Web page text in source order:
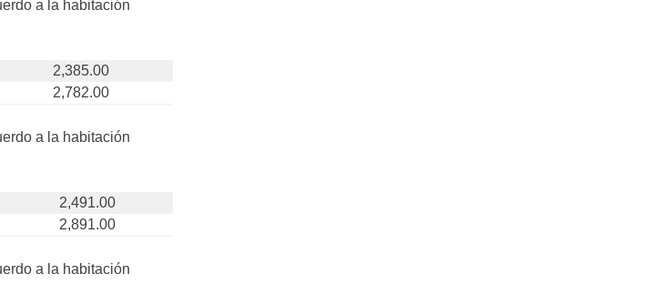
a la habitación
2,385.00
2,782.00
a la habitación
2,491.00
2,891.00
a la habitación